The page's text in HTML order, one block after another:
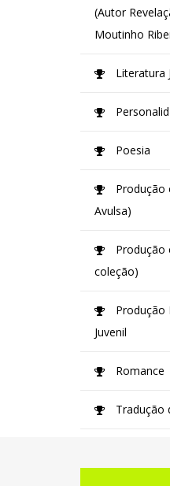
(Autor
Moutinho
Literatura
Poesia
Produção
Avulsa)
Produção
coleção)
Produção
Juvenil
Romance
Tradução